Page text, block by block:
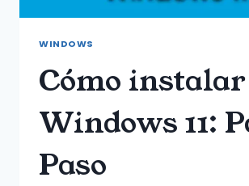
WINDOWS
Cómo instalar
Windows 11:
Paso